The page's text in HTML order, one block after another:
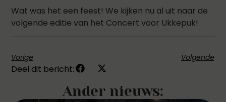
Wat was het een feest! We kijken nu al uit naar de
volgende editie van het Concert voor Ukkepuk!
Vorige Volgende
Deel dit bericht:
Ander nieuws: